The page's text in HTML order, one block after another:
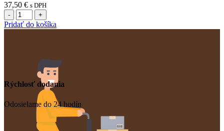
37,50 € s DPH
množstvo
Fitmin
Dog
Rice
kg
Pridať do košíka
Rýchlosť dodania
Odosielame do 24 hodín